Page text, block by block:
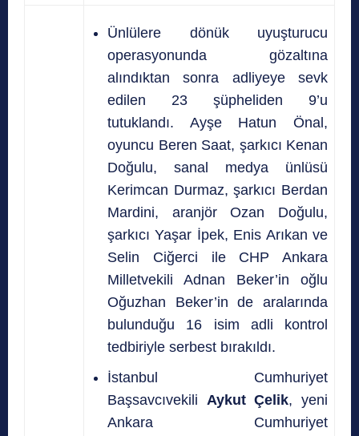
Ünlülere dönük uyuşturucu
operasyonunda gözaltına
alındıktan sonra adliyeye sevk
edilen 23 şüpheliden 9’u
tutuklandı. Ayşe Hatun Önal,
oyuncu Beren Saat, şarkıcı Kenan
Doğulu, sanal medya ünlüsü
Kerimcan Durmaz, şarkıcı Berdan
Mardini, aranjör Ozan Doğulu,
şarkıcı Yaşar İpek, Enis Arıkan ve
Selin Ciğerci ile CHP Ankara
Milletvekili Adnan Beker’in oğlu
Oğuzhan Beker’in de aralarında
bulunduğu 16 isim adli kontrol
tedbiriyle serbest bırakıldı.
İstanbul Cumhuriyet
Başsavcıvekili Aykut Çelik, yeni
Ankara Cumhuriyet